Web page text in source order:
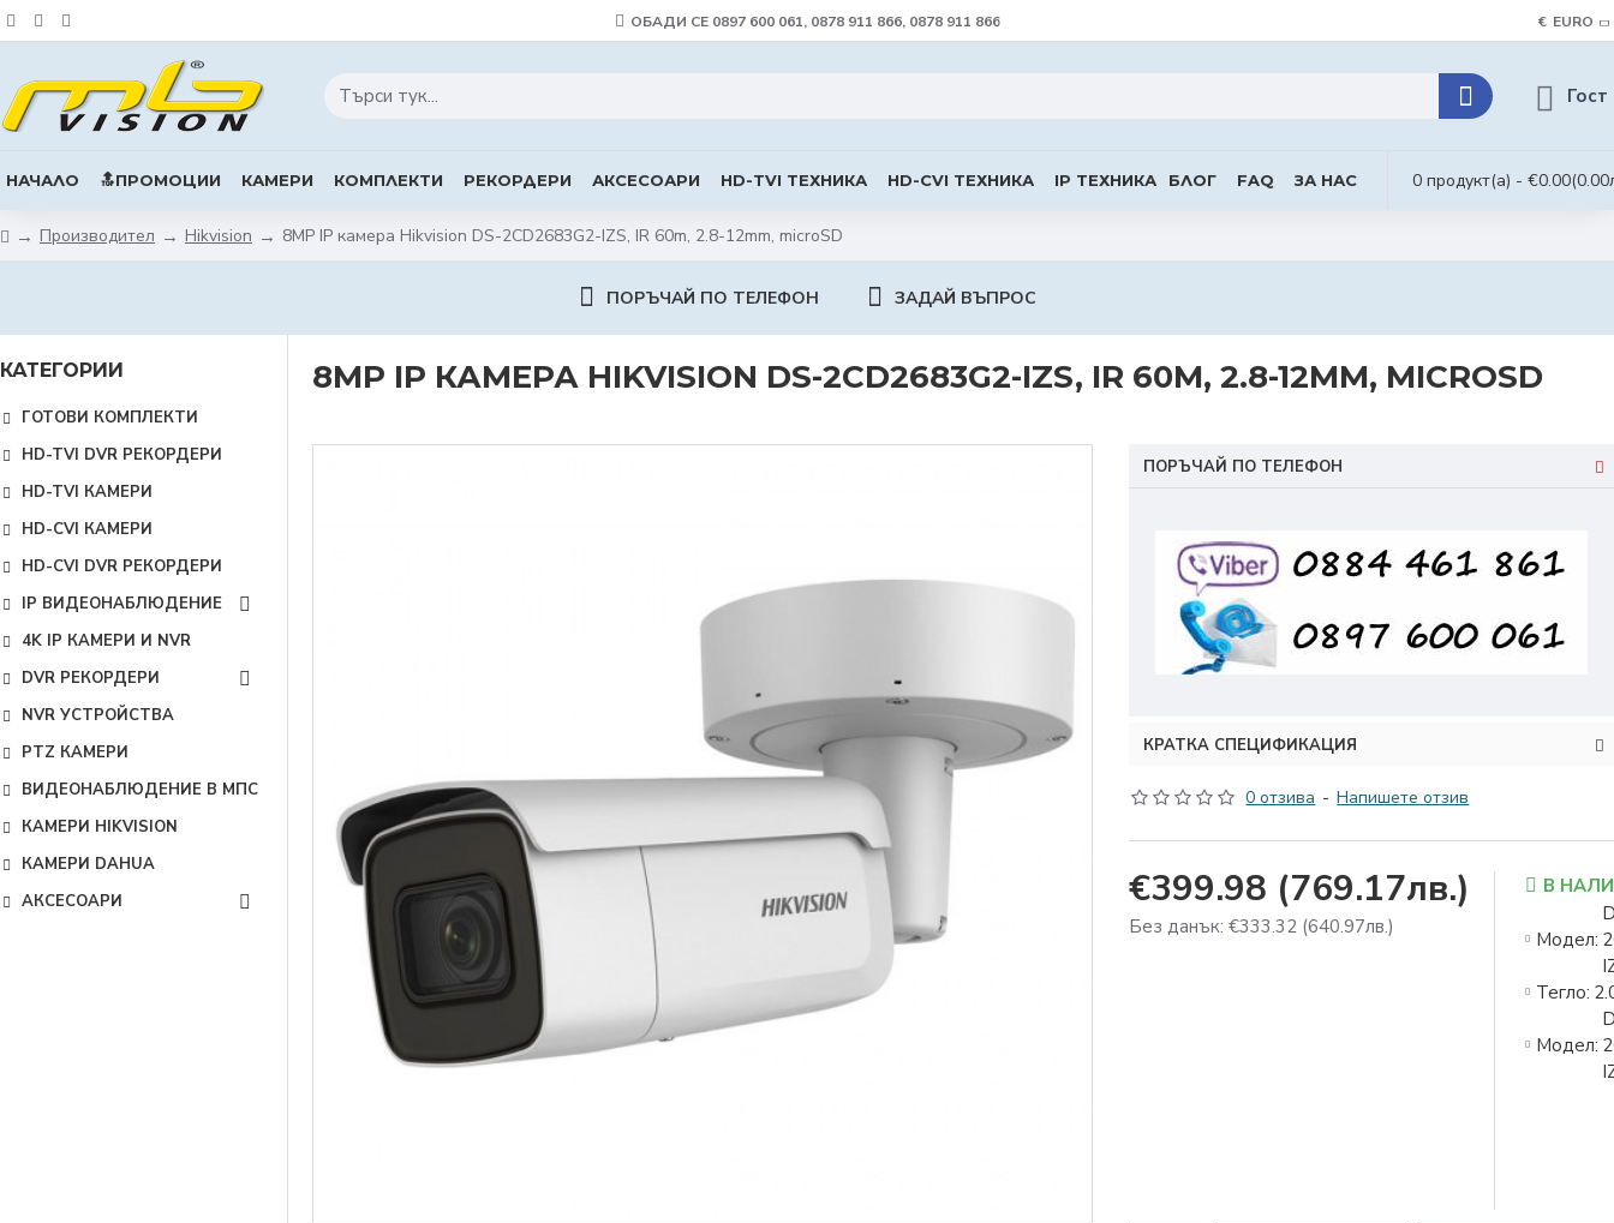
ОБАДИ СЕ 0897 600 061, 0878 911 866, 0878 911 866 € EURO
Гост
НАЧАЛО 🔝ПРОМОЦИИ КАМЕРИ КОМПЛЕКТИ РЕКОРДЕРИ АКСЕСОАРИ HD-TVI ТЕХНИКА HD-CVI ТЕХНИКА IP ТЕХНИКА БЛОГ FAQ ЗА НАС 0 продукт(а) - €0.00
Производител Hikvision 8MP IP камера Hikvision DS-2CD2683G2-IZS, IR 60m, 2.8-12mm, microSD
ПОРЪЧАЙ ПО ТЕЛЕФОН ЗАДАЙ ВЪПРОС
КАТЕГОРИИ
ГОТОВИ КОМПЛЕКТИ
HD-TVI DVR РЕКОРДЕРИ
HD-TVI КАМЕРИ
HD-CVI КАМЕРИ
HD-CVI DVR РЕКОРДЕРИ
IP ВИДЕОНАБЛЮДЕНИЕ
4K IP КАМЕРИ И NVR
DVR РЕКОРДЕРИ
NVR УСТРОЙСТВА
PTZ КАМЕРИ
ВИДЕОНАБЛЮДЕНИЕ В МПС
КАМЕРИ HIKVISION
КАМЕРИ DAHUA
АКСЕСОАРИ
8MP IP КАМЕРА HIKVISION DS-2CD2683G2-IZS, IR 60M, 2.8-12MM, MICROSD
ПОРЪЧАЙ ПО ТЕЛЕФОН
КРАТКА СПЕЦИФИКАЦИЯ
0 отзива - Напишете отзив
€399.98 (769.17лв.)
Без данък: €333.32 (640.97лв.)
В
Модел:
Тегло:
Модел: